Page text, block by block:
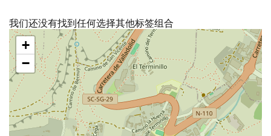
我们还没有找到任何选择其他标签组合
跳
过
地
图
+
−